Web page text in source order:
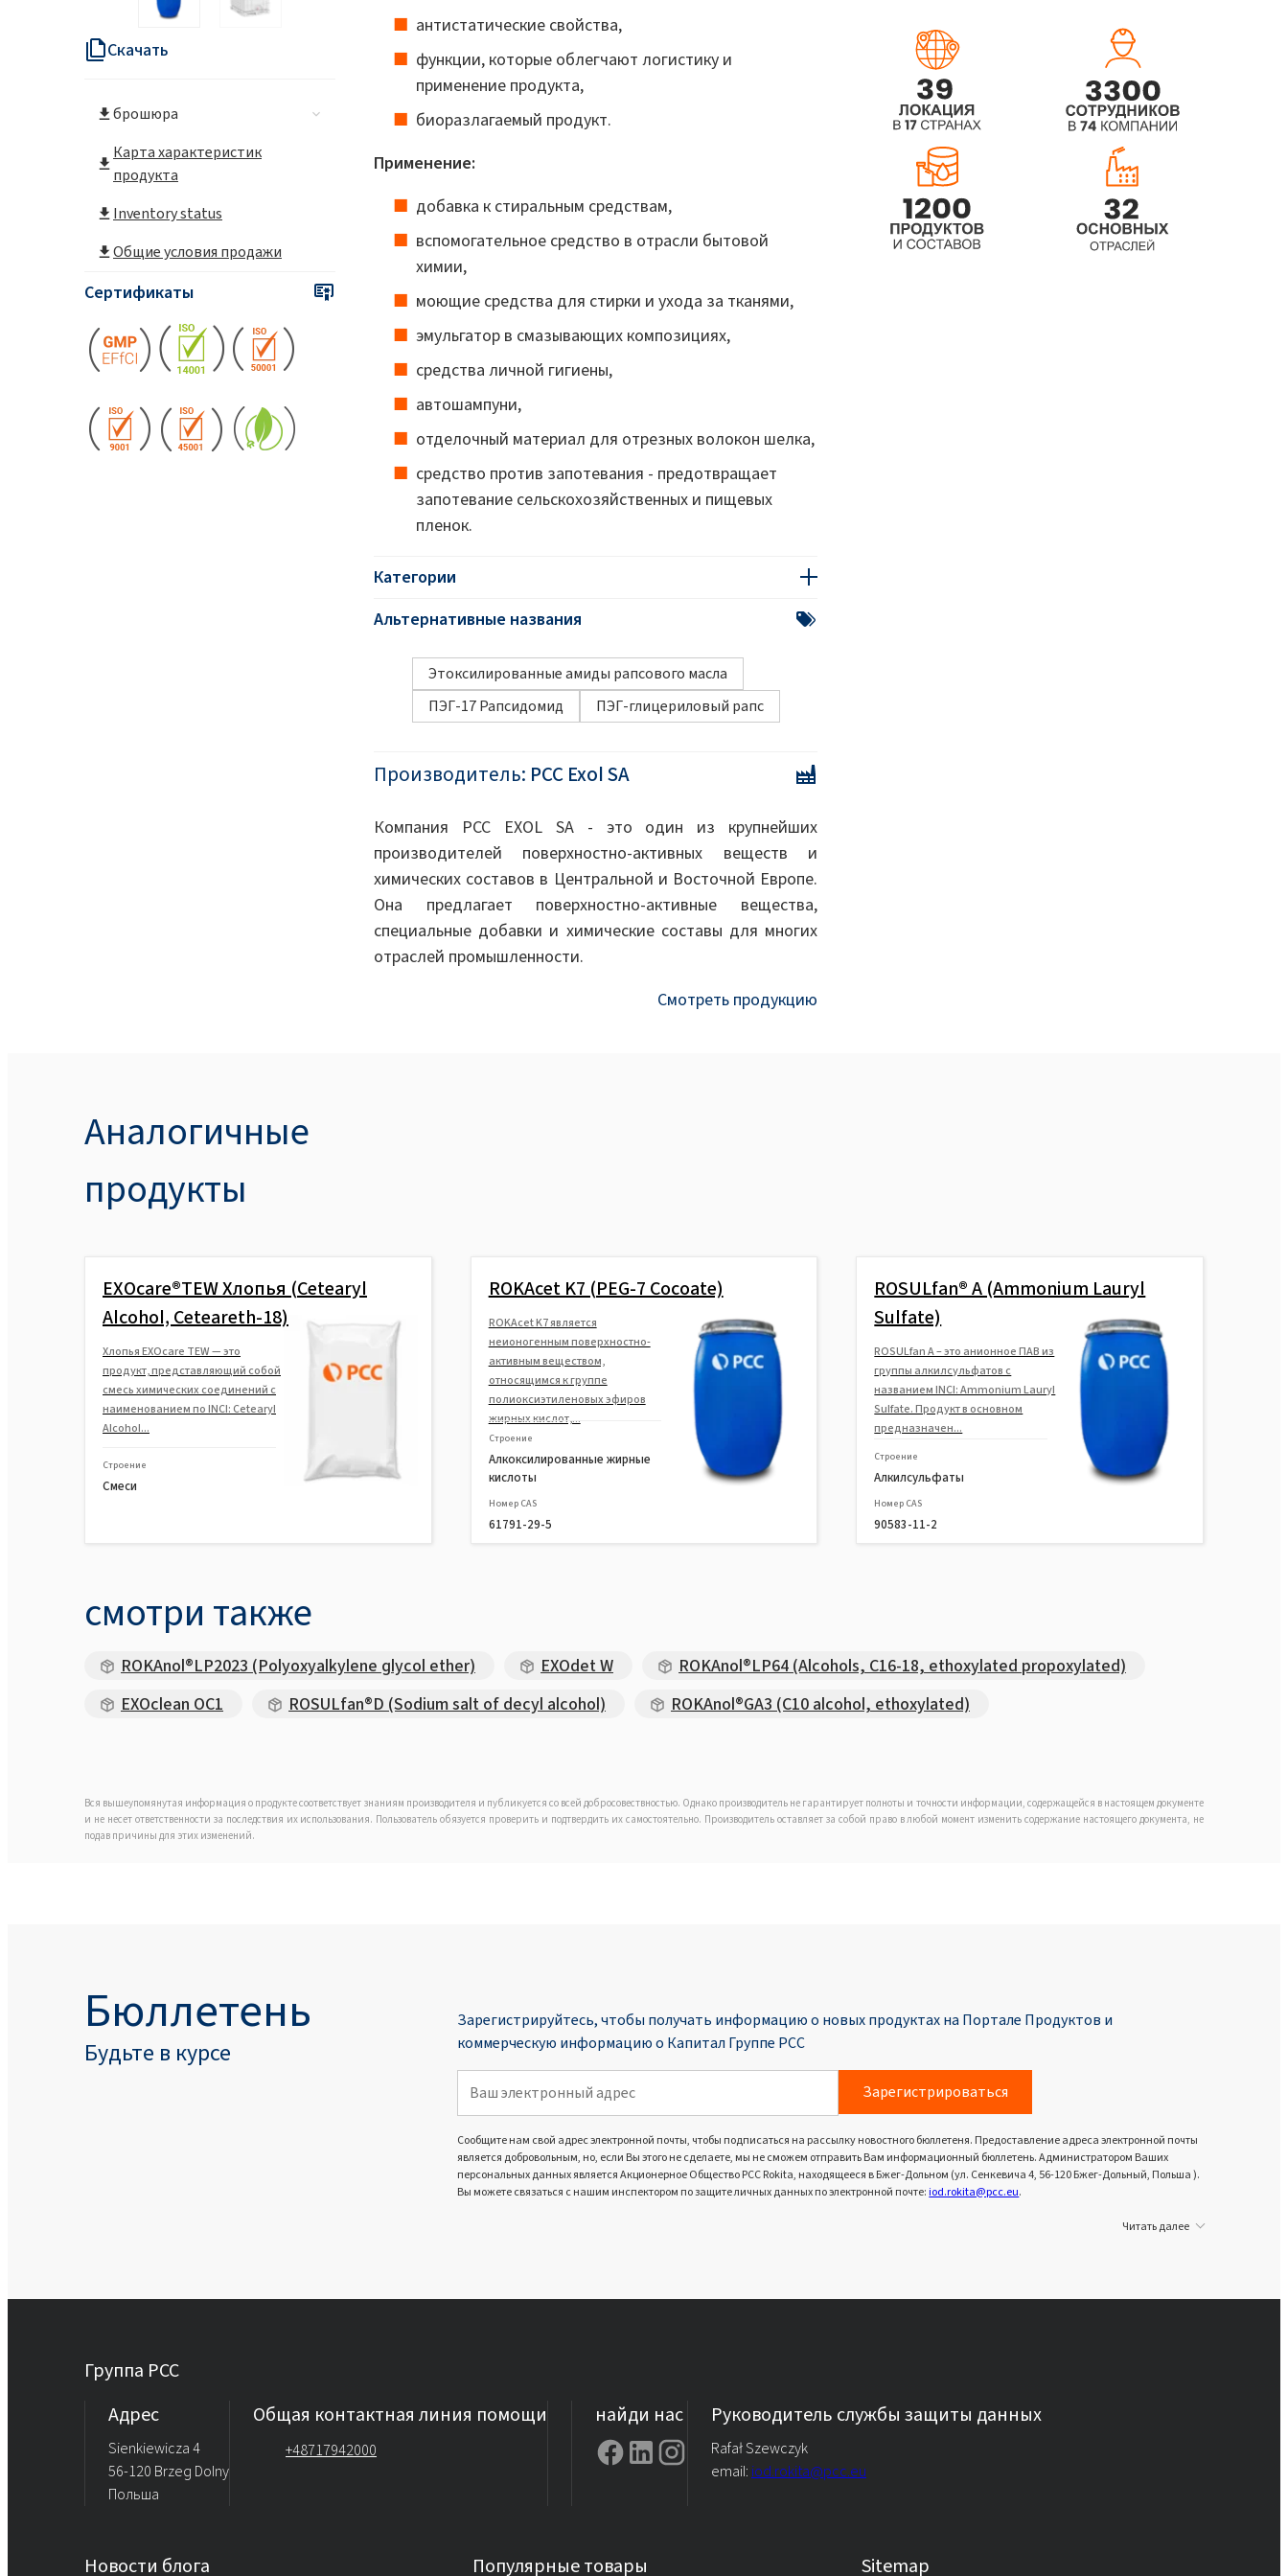
Энергетика и ресурсы
Скачать
брошюра
Карта характеристик
продукта
Inventory status
Общие условия продажи
Сертификаты
антистатические свойства,
функции, которые облегчают логистику и
применение продукта,
биоразлагаемый продукт.
Применение:
добавка к стиральным средствам,
вспомогательное средство в отрасли бытовой
химии,
моющие средства для стирки и ухода за тканями,
эмульгатор в смазывающих композициях,
средства личной гигиены,
автошампуни,
отделочный материал для отрезных волокон шелка,
средство против запотевания - предотвращает
запотевание сельскохозяйственных и пищевых
пленок.
Категории
Альтернативные названия
Этоксилированные амиды рапсового масла
ПЭГ-17 Рапсидомид
ПЭГ-глицериловый рапс
Производитель: PCC Exol SA
Компания PCC EXOL SA - это один из крупнейших
производителей поверхностно-активных веществ и
химических составов в Центральной и Восточной Европе.
Она предлагает поверхностно-активные вещества,
специальные добавки и химические составы для многих
отраслей промышленности.
Смотреть продукцию
ROKAmid MRZ4 (PEG-4
Rapeseedamide)
ROKAmid RAD (Rapamide DEA)
ROKAmid RZ5P6 (EO/PO block
copolymer with ethanolamide)
ROKAmid TW5P6 (Fatty acid amide)
Аналогичные
продукты
EXOcare®TEW Хлопья (Cetearyl
Alcohol, Ceteareth-18)
Хлопья EXOcare TEW — это
продукт, представляющий собой
смесь химических соединений с
наименованием по INCI: Cetearyl
Alcohol...
Строение
Смеси
ROKAcet K7 (PEG-7 Cocoate)
ROKAcet K7 является
неионогенным поверхностно-
активным веществом,
относящимся к группе
полиоксиэтиленовых эфиров
жирных кислот,...
Строение
Алкоксилированные жирные
кислоты
Номер CAS
61791-29-5
ROSULfan® A (Ammonium Lauryl
Sulfate)
ROSULfan А – это анионное ПАВ из
группы алкилсульфатов с
названием INCI: Ammonium Lauryl
Sulfate. Продукт в основном
предназначен...
Строение
Алкилсульфаты
Номер CAS
90583-11-2
смотри также
ROKAnol®LP2023 (Polyoxyalkylene glycol ether) EXOdet W
ROKAnol®LP64 (Alcohols, C16-18, ethoxylated propoxylated)
EXOclean OC1
ROSULfan®D (Sodium salt of decyl alcohol) ROKAnol®GA3 (C10 alcohol, ethoxylated)
Вся вышеупомянутая информация о продукте соответствует знаниям производителя и публикуется со всей добросовествностью. Однако производитель не гарантирует полноты и точности информации, содержащейся в настоящем документе
и не несет ответственности за последствия их использования. Пользователь обязуется проверить и подтвердить их самостоятельно. Производитель оставляет за собой право в любой момент изменить содержание настоящего документа, не
подав причины для этих изменений.
Бюллетень
Будьте в курсе
Зарегистрируйтесь, чтобы получать информацию о новых продуктах на Портале Продуктoв и
коммерческую информацию о Капитал Группе PCC
Зарегистрироваться
Сообщите нам свой адрес электронной почты, чтобы подписаться на рассылку новостного бюллетеня. Предоставление адреса электронной почты
является добровольным, но, если Вы этого не сделаете, мы не сможем отправить Вам информационный бюллетень. Администратором Ваших
персональных данных является Акционерное Общество PCC Rokita, находящееся в Бжег-Дольном (ул. Сенкевича 4, 56-120 Бжег-Дольный, Польша ).
Вы можете связаться с нашим инспектором по защите личных данных по электронной почте:iod.rokita@pcc.eu.
Читать далее
Группа PCC
Aдрес
Sienkiewicza 4
56-120 Brzeg Dolny
Польша
Общая контактная линия помощи
+48717942000
найди нас Руководитель службы защиты данных
Rafał Szewczyk
email: iod.rokita@pcc.eu
Новости блога Популярные товары Sitemap